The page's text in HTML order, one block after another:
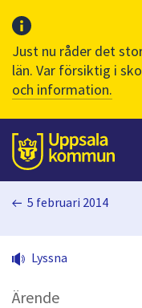
Just nu råder det
län. Var försiktig i
och information.
Till sidans
huvudinnehåll
5 februari 2014
Lyssna
Ärende